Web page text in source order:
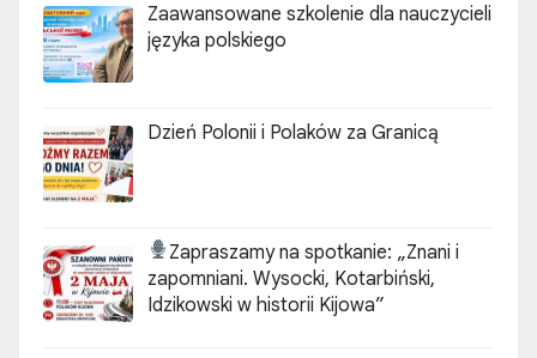
Zaawansowane szkolenie dla nauczycieli
języka polskiego
Dzień Polonii i Polaków za Granicą
Zapraszamy na spotkanie: „Znani i
zapomniani. Wysocki, Kotarbiński,
Idzikowski w historii Kijowa”